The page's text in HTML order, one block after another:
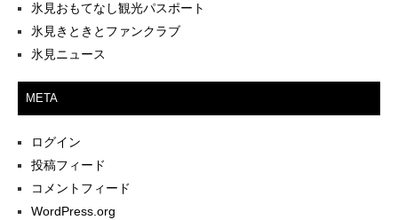
氷見おもてなし観光パスポート
氷見きときとファンクラブ
氷見ニュース
META
ログイン
投稿フィード
コメントフィード
WordPress.org